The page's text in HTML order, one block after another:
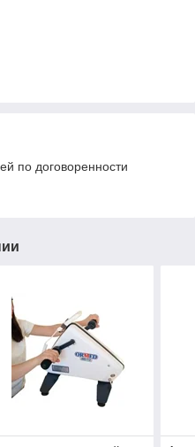
по договоренности